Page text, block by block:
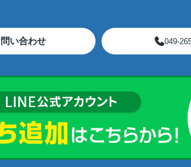
い合わせ 049-